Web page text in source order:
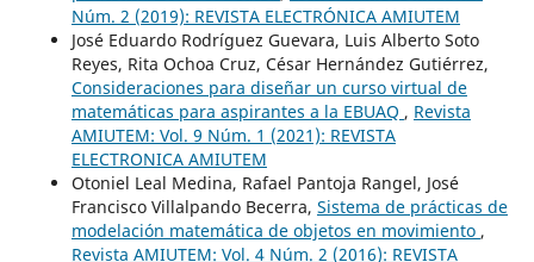
Núm. 2 (2019): REVISTA ELECTRÓNICA AMIUTEM
José Eduardo Rodríguez Guevara, Luis Alberto Soto
Reyes, Rita Ochoa Cruz, César Hernández Gutiérrez,
Consideraciones para diseñar un curso virtual de
matemáticas para aspirantes a la EBUAQ , Revista
AMIUTEM: Vol. 9 Núm. 1 (2021): REVISTA
ELECTRONICA AMIUTEM
Otoniel Leal Medina, Rafael Pantoja Rangel, José
Francisco Villalpando Becerra, Sistema de prácticas de
modelación matemática de objetos en movimiento ,
Revista AMIUTEM: Vol. 4 Núm. 2 (2016): REVISTA